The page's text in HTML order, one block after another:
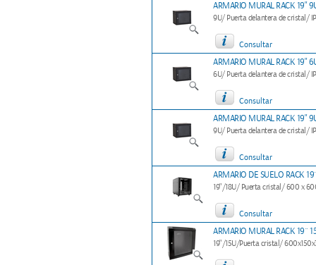
ARMARIO MURAL RACK 19"
9U/ Puerta delantera de cristal/
Consultar
ARMARIO MURAL RACK 19"
6U/ Puerta delantera de cristal/
Consultar
ARMARIO MURAL RACK 19"
9U/ Puerta delantera de cristal/
Consultar
ARMARIO DE SUELO RACK
19"/18U/ Puerta cristal/ 600 x
Consultar
ARMARIO MURAL RACK 19´´
19"/15U/Puerta cristal/